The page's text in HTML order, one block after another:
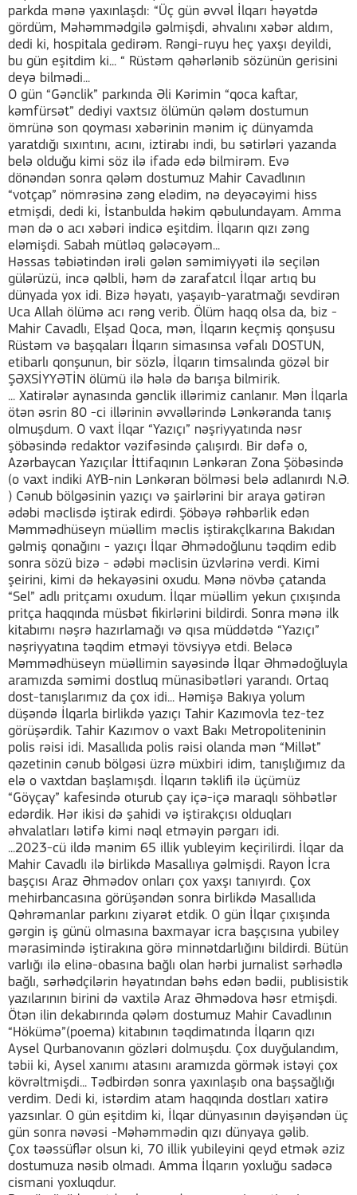
parkda mənə yaxınlaşdı: “Üç gün əvvəl İlqarı həyətdə
gördüm, Məhəmmədgilə gəlmişdi, əhvalını xəbər aldım,
dedi ki, hospitala gedirəm. Rəngi-ruyu heç yaxşı deyildi,
bu gün eşitdim ki... “ Rüstəm qəhərlənib sözünün gerisini
deyə bilmədi...
O gün “Gənclik” parkında Əli Kərimin “qoca kaftar,
kəmfürsət” dediyi vaxtsız ölümün qələm dostumun
ömrünə son qoyması xəbərinin mənim iç dünyamda
yaratdığı sıxıntını, acını, iztirabı indi, bu sətirləri yazanda
belə olduğu kimi söz ilə ifadə edə bilmirəm. Evə
dönəndən sonra qələm dostumuz Mahir Cavadlının
“votçap” nömrəsinə zəng elədim, nə deyəcəyimi hiss
etmişdi, dedi ki, İstanbulda həkim qəbulundayam. Amma
mən də o acı xəbəri indicə eşitdim. İlqarın qızı zəng
eləmişdi. Sabah mütləq gələcəyəm...
Həssas təbiətindən irəli gələn səmimiyyəti ilə seçilən
gülərüzü, incə qəlbli, həm də zarafatcıl İlqar artıq bu
dünyada yox idi. Bizə həyatı, yaşayıb-yaratmağı sevdirən
Uca Allah ölümə acı rəng verib. Ölüm haqq olsa da, biz -
Mahir Cavadlı, Elşad Qoca, mən, İlqarın keçmiş qonşusu
Rüstəm və başqaları İlqarın simasınsa vəfalı DOSTUN,
etibarlı qonşunun, bir sözlə, İlqarın timsalında gözəl bir
ŞƏXSİYYƏTİN ölümü ilə hələ də barışa bilmirik.
... Xatirələr aynasında gənclik illərimiz canlanır. Mən İlqarla
ötən əsrin 80 -ci illərinin əvvəllərində Lənkəranda tanış
olmuşdum. O vaxt İlqar “Yazıçı” nəşriyyatında nəsr
şöbəsində redaktor vəzifəsində çalışırdı. Bir dəfə o,
Azərbaycan Yazıçılar İttifaqının Lənkəran Zona Şöbəsində
(o vaxt indiki AYB-nin Lənkəran bölməsi belə adlanırdı N.Ə.
) Cənub bölgəsinin yazıçı və şairlərini bir araya gətirən
ədəbi məclisdə iştirak edirdi. Şöbəyə rəhbərlik edən
Məmmədhüseyn müəllim məclis iştirakçlkarına Bakıdan
gəlmiş qonağını - yazıçı İlqar Əhmədoğlunu təqdim edib
sonra sözü bizə - ədəbi məclisin üzvlərinə verdi. Kimi
şeirini, kimi də hekayəsini oxudu. Mənə növbə çatanda
“Sel” adlı pritçamı oxudum. İlqar müəllim yekun çıxışında
pritça haqqında müsbət fikirlərini bildirdi. Sonra mənə ilk
kitabımı nəşrə hazırlamağı və qısa müddətdə “Yazıçı”
nəşriyyatına təqdim etməyi tövsiyyə etdi. Beləcə
Məmmədhüseyn müəllimin sayəsində İlqar Əhmədoğluyla
aramızda səmimi dostluq münasibətləri yarandı. Ortaq
dost-tanışlarımız da çox idi... Həmişə Bakıya yolum
düşəndə İlqarla birlikdə yazıçı Tahir Kazımovla tez-tez
görüşərdik. Tahir Kazımov o vaxt Bakı Metropoliteninin
polis rəisi idi. Masallıda polis rəisi olanda mən “Millət”
qəzetinin cənub bölgəsi üzrə müxbiri idim, tanışlığımız da
elə o vaxtdan başlamışdı. İlqarın təklifi ilə üçümüz
“Göyçay” kafesində oturub çay içə-içə maraqlı söhbətlər
edərdik. Hər ikisi də şahidi və iştirakçısı olduqları
əhvalatları lətifə kimi nəql etməyin pərgarı idi.
...2023-cü ildə mənim 65 illik yubleyim keçirilirdi. İlqar da
Mahir Cavadlı ilə birlikdə Masallıya gəlmişdi. Rayon İcra
başçısı Araz Əhmədov onları çox yaxşı tanıyırdı. Çox
mehirbancasına görüşəndən sonra birlikdə Masallıda
Qəhrəmanlar parkını ziyarət etdik. O gün İlqar çıxışında
gərgin iş günü olmasına baxmayar icra başçısına yubiley
mərasimində iştirakına görə minnətdarlığını bildirdi. Bütün
varlığı ilə elinə-obasına bağlı olan hərbi jurnalist sərhədlə
bağlı, sərhədçilərin həyatından bəhs edən bədii, publisistik
yazılarının birini də vaxtilə Araz Əhmədova həsr etmişdi.
Ötən ilin dekabırında qələm dostumuz Mahir Cavadlının
“Hökümə”(poema) kitabının təqdimatında İlqarın qızı
Aysel Qurbanovanın gözləri dolmuşdu. Çox duyğulandım,
təbii ki, Aysel xanımı atasını aramızda görmək istəyi çox
kövrəltmişdi... Tədbirdən sonra yaxınlaşıb ona başsağlığı
verdim. Dedi ki, istərdim atam haqqında dostları xatirə
yazsınlar. O gün eşitdim ki, İlqar dünyasının dəyişəndən üç
gün sonra nəvəsi -Məhəmmədin qızı dünyaya gəlib.
Çox təəssüflər olsun ki, 70 illik yubileyini qeyd etmək əziz
dostumuza nəsib olmadı. Amma İlqarın yoxluğu sadəcə
cismani yoxluqdur.